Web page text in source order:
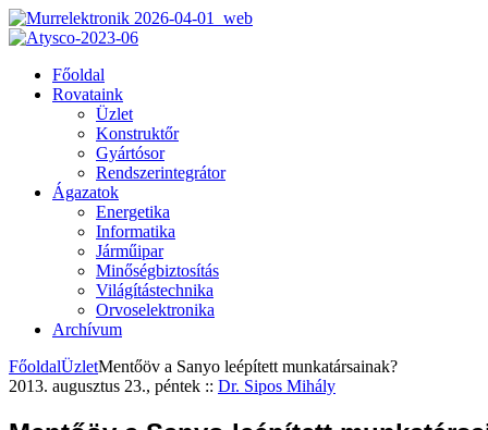
Főoldal
Rovataink
Üzlet
Konstruktőr
Gyártósor
Rendszerintegrátor
Ágazatok
Energetika
Informatika
Járműipar
Minőségbiztosítás
Világítástechnika
Orvoselektronika
Archívum
FőoldalÜzletMentőöv a Sanyo leépített munkatársainak?
2013. augusztus 23., péntek :: Dr. Sipos Mihály